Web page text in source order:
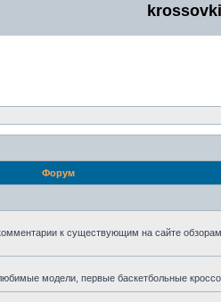
Форум
к существующим на сайте
модели, первые баскетбольные